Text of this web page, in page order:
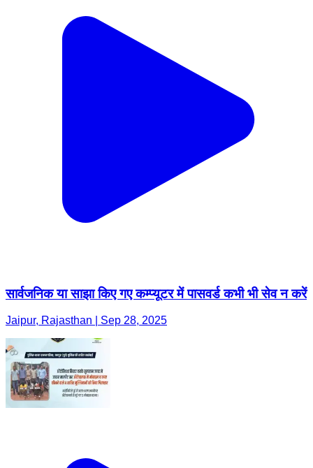
सार्वजनिक या साझा किए गए कम्प्यूटर में पासवर्ड कभी भी सेव न करें
Jaipur, Rajasthan | Sep 28, 2025